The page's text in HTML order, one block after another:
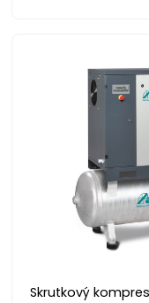
Skrutkový